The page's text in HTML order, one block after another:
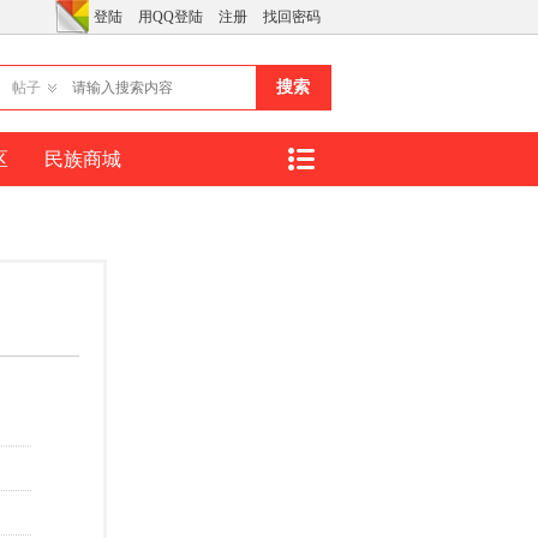
登陆 用QQ登陆 注册 找回密码
帖子 搜索
民族商城